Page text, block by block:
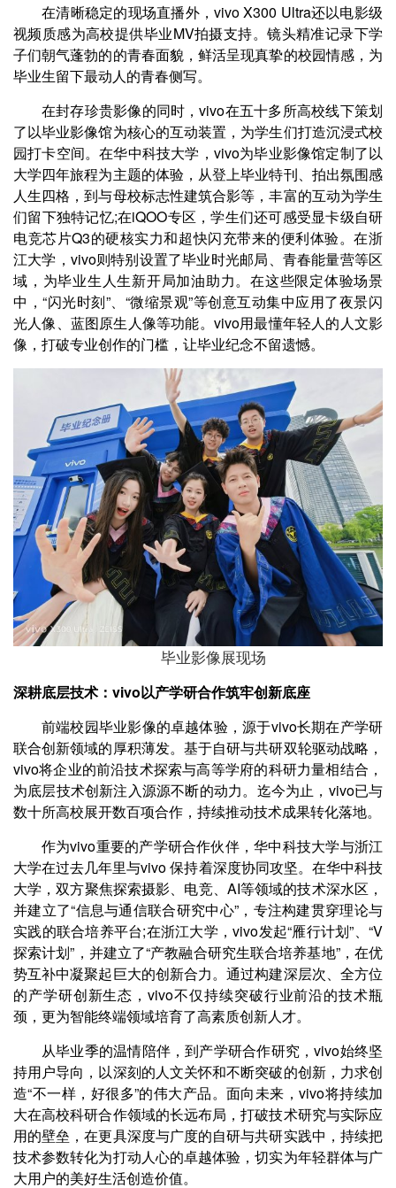
在清晰稳定的现场直播外，vivo X300 Ultra还以电影级
视频质感为高校提供毕业MV拍摄支持。镜头精准记录下学
子们朝气蓬勃的的青春面貌，鲜活呈现真挚的校园情感，为
毕业生留下最动人的青春侧写。
在封存珍贵影像的同时，vivo在五十多所高校线下策划
了以毕业影像馆为核心的互动装置，为学生们打造沉浸式校
园打卡空间。在华中科技大学，vivo为毕业影像馆定制了以
大学四年旅程为主题的体验，从登上毕业特刊、拍出氛围感
人生四格，到与母校标志性建筑合影等，丰富的互动为学生
们留下独特记忆;在iQOO专区，学生们还可感受显卡级自研
电竞芯片Q3的硬核实力和超快闪充带来的便利体验。在浙
江大学，vivo则特别设置了毕业时光邮局、青春能量营等区
域，为毕业生人生新开局加油助力。在这些限定体验场景
中，“闪光时刻”、“微缩景观”等创意互动集中应用了夜景闪
光人像、蓝图原生人像等功能。vivo用最懂年轻人的人文影
像，打破专业创作的门槛，让毕业纪念不留遗憾。
毕业影像展现场
深耕底层技术：vivo以产学研合作筑牢创新底座
前端校园毕业影像的卓越体验，源于vivo长期在产学研
联合创新领域的厚积薄发。基于自研与共研双轮驱动战略，
vivo将企业的前沿技术探索与高等学府的科研力量相结合，
为底层技术创新注入源源不断的动力。迄今为止，vivo已与
数十所高校展开数百项合作，持续推动技术成果转化落地。
作为vivo重要的产学研合作伙伴，华中科技大学与浙江
大学在过去几年里与vivo 保持着深度协同攻坚。在华中科技
大学，双方聚焦探索摄影、电竞、AI等领域的技术深水区，
并建立了“信息与通信联合研究中心”，专注构建贯穿理论与
实践的联合培养平台;在浙江大学，vivo发起“雁行计划”、“V
探索计划”，并建立了“产教融合研究生联合培养基地”，在优
势互补中凝聚起巨大的创新合力。通过构建深层次、全方位
的产学研创新生态，vivo不仅持续突破行业前沿的技术瓶
颈，更为智能终端领域培育了高素质创新人才。
从毕业季的温情陪伴，到产学研合作研究，vivo始终坚
持用户导向，以深刻的人文关怀和不断突破的创新，力求创
造“不一样，好很多”的伟大产品。面向未来，vivo将持续加
大在高校科研合作领域的长远布局，打破技术研究与实际应
用的壁垒，在更具深度与广度的自研与共研实践中，持续把
技术参数转化为打动人心的卓越体验，切实为年轻群体与广
大用户的美好生活创造价值。